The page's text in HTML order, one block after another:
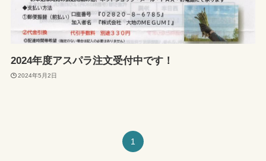
2024年度アスパラ注文受付中です！
2024年5月2日
1